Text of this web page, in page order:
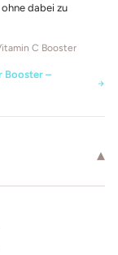
dabei zu
C Booster
Booster –
▾